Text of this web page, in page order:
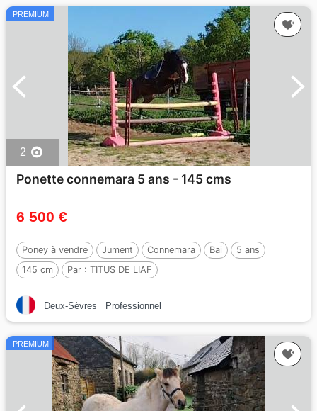
PREMIUM
2
Ponette connemara 5 ans - 145 cms
6 500 €
Poney à vendre Jument Connemara Bai
5 ans
145 cm
Par : TITUS DE LIAF
Deux-Sèvres Professionnel
PREMIUM